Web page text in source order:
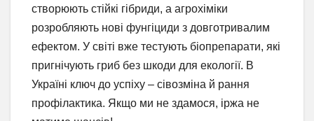
створюють стійкі гібриди, а агрохіміки
розробляють нові фунгіциди з довготривалим
ефектом. У світі вже тестують біопрепарати, які
пригнічують гриб без шкоди для екології. В
Україні ключ до успіху – сівозміна й рання
профілактика. Якщо ми не здамося, іржа не